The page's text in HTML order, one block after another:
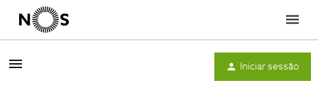
Menu
Iniciar sessão